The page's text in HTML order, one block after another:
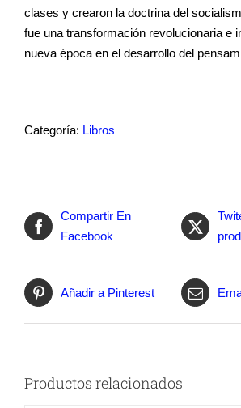
clases y crearon la doctrina del
fue una transformación revolucionaria e
nueva época en el desarrollo del
Categoría: Libros
Compartir En
Facebook
Añadir a Pinterest
Productos relacionados